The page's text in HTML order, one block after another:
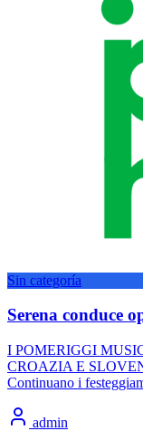
Sin categoría
Serena conduce
I POMERIGGI
CROAZIA E
Continuano i
admin